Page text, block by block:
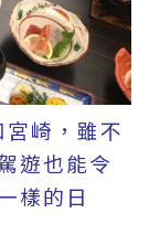
崎，雖不
遊也能令
樣的日